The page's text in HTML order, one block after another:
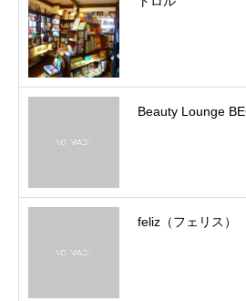
Beauty Lounge
feliz（フェリス）